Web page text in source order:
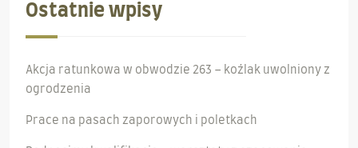
Ostatnie wpisy
Akcja ratunkowa w obwodzie 263 – koźlak uwolniony z
ogrodzenia
Prace na pasach zaporowych i poletkach